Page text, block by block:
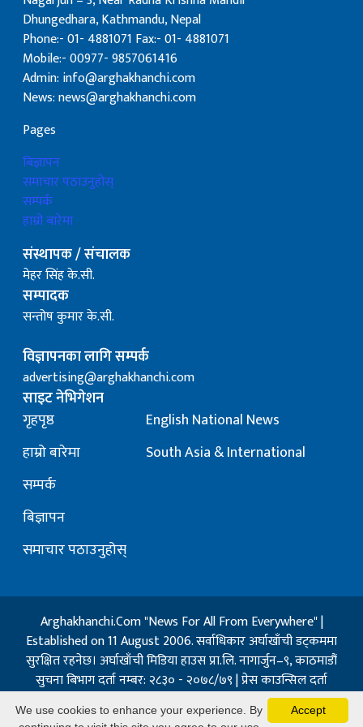
Dhungedhara, Kathmandu, Nepal
Phone:- 01- 4881071 Fax:- 01- 4881071
Mobile:- 00977- 9857061416
Admin: info@arghakhanchi.com
News: news@arghakhanchi.com
Pages
बिज्ञापन
समाचार पठाउनुहोस्
सम्पर्क
हाम्रो बारेमा
संस्थापक / संचालक
मेहर सिंह के.सी.
सम्पादक
सन्तोष कुमार के.सी.
विज्ञापनका लागि सम्पर्क
advertising@arghakhanchi.com
साइट नेभिगेशन
गृहपृष्ठ
हाम्रो बारेमा
सम्पर्क
बिज्ञापन
समाचार पठाउनुहोस्
English National News
South Asia & International
Arghakhanchi.Com "News For All From Everywhere" |
Established on 11 August 2006. सर्वाधिकार अर्घाखाँची डट्कममा
सुरक्षित रहनेछ। अर्घाखाँची मिडिया हाउस प्रा.लि. नागार्जुन–९, काठमाडौं
सुचना बिभाग दर्ता नम्बर: २८३० - २०७८/७९ | प्रेस काउन्सिल दर्ता
नम्बर: १३२ / २०७३-०४-२१ | जिप्रका सि- नम्बर: ७, दर्ता नम्बर
७-०६७-६८
Accept
We use cookies to enhance your experience. By